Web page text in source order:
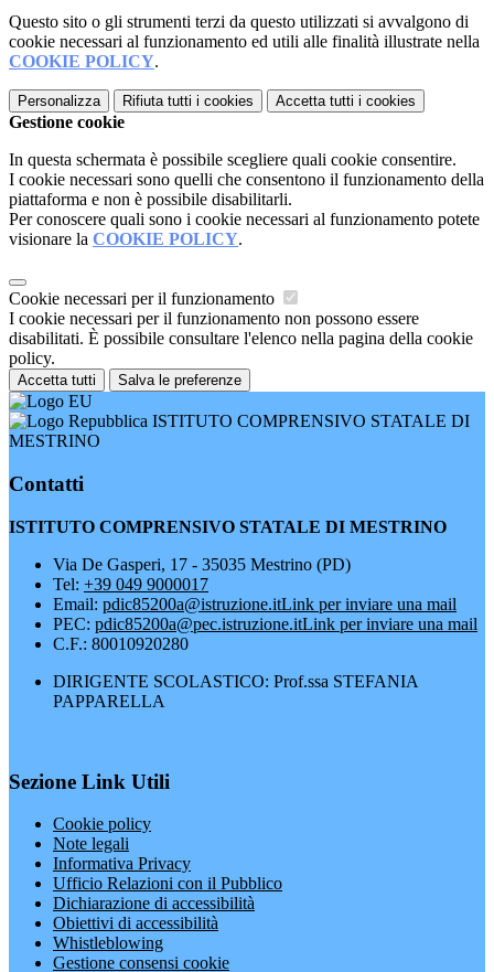
Questo sito o gli strumenti terzi da questo utilizzati si avvalgono di
cookie necessari al funzionamento ed utili alle finalità illustrate nella
COOKIE POLICY.
Personalizza Rifiuta tutti i cookies Accetta tutti i cookies
Gestione cookie
In questa schermata è possibile scegliere quali cookie consentire.
I cookie necessari sono quelli che consentono il funzionamento della
piattaforma e non è possibile disabilitarli.
Per conoscere quali sono i cookie necessari al funzionamento potete
visionare la COOKIE POLICY.
Cookie necessari per il funzionamento
I cookie necessari per il funzionamento non possono essere
disabilitati. È possibile consultare l'elenco nella pagina della cookie
policy.
Accetta tutti Salva le preferenze
ISTITUTO COMPRENSIVO STATALE DI
MESTRINO
Contatti
ISTITUTO COMPRENSIVO STATALE DI MESTRINO
Via De Gasperi, 17 - 35035 Mestrino (PD)
Tel: +39 049 9000017
Email: pdic85200a@istruzione.itLink per inviare una mail
PEC: pdic85200a@pec.istruzione.itLink per inviare una mail
C.F.: 80010920280
DIRIGENTE SCOLASTICO: Prof.ssa STEFANIA
PAPPARELLA
Sezione Link Utili
Cookie policy
Note legali
Informativa Privacy
Ufficio Relazioni con il Pubblico
Dichiarazione di accessibilità
Obiettivi di accessibilità
Whistleblowing
Gestione consensi cookie